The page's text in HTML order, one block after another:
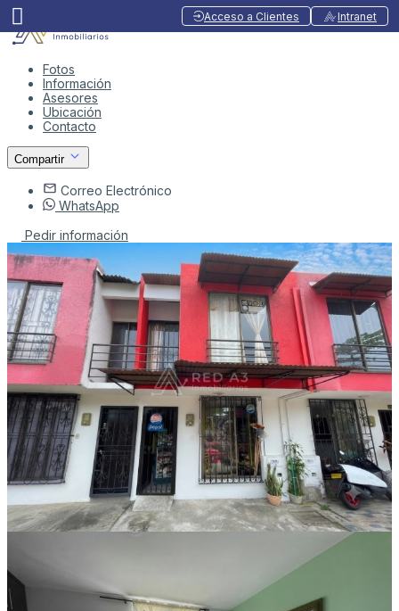
Acceso a Clientes Intranet
Fotos
Información
Asesores
Ubicación
Contacto
Compartir
Correo Electrónico
WhatsApp
Pedir información